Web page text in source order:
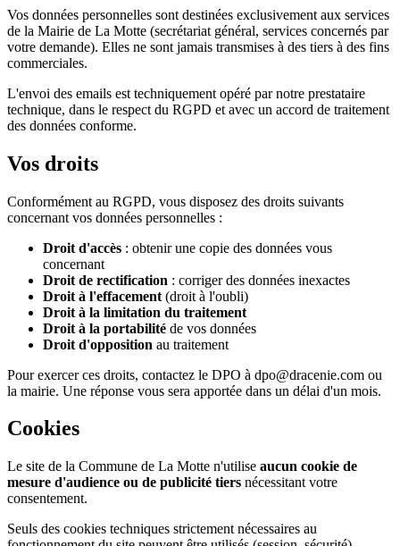
Vos données personnelles sont destinées exclusivement aux services
de la Mairie de La Motte (secrétariat général, services concernés par
votre demande). Elles ne sont jamais transmises à des tiers à des fins
commerciales.
L'envoi des emails est techniquement opéré par notre prestataire
technique, dans le respect du RGPD et avec un accord de traitement
des données conforme.
Vos droits
Conformément au RGPD, vous disposez des droits suivants
concernant vos données personnelles :
Droit d'accès : obtenir une copie des données vous
concernant
Droit de rectification : corriger des données inexactes
Droit à l'effacement (droit à l'oubli)
Droit à la limitation du traitement
Droit à la portabilité de vos données
Droit d'opposition au traitement
Pour exercer ces droits, contactez le DPO à dpo@dracenie.com ou
la mairie. Une réponse vous sera apportée dans un délai d'un mois.
Cookies
Le site de la Commune de La Motte n'utilise aucun cookie de
mesure d'audience ou de publicité tiers nécessitant votre
consentement.
Seuls des cookies techniques strictement nécessaires au